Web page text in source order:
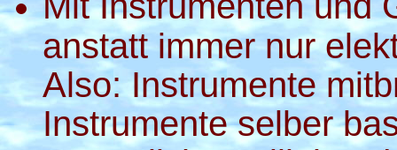
anstatt immer nur
Also: Instrumente
Instrumente selber